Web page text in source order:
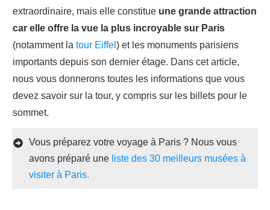
extraordinaire, mais elle constitue une grande attraction
car elle offre la vue la plus incroyable sur Paris
(notamment la tour Eiffel ) et les monuments parisiens
importants depuis son dernier étage. Dans cet article,
nous vous donnerons toutes les informations que vous
devez savoir sur la tour, y compris sur les billets pour le
sommet.
Vous préparez votre voyage à Paris ? Nous vous
avons préparé une liste des 30 meilleurs musées à
visiter à Paris.